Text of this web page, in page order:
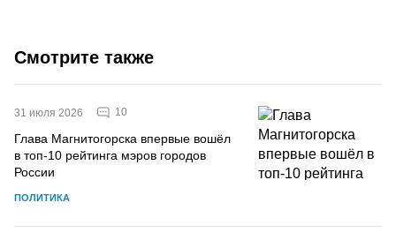
Смотрите также
31 июля 2026 10
Глава Магнитогорска впервые вошёл
в топ-10 рейтинга мэров городов
России
ПОЛИТИКА